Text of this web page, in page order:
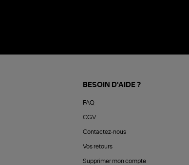
BESOIN D'AIDE ?
FAQ
CGV
Contactez-nous
Vos retours
Supprimer mon compte